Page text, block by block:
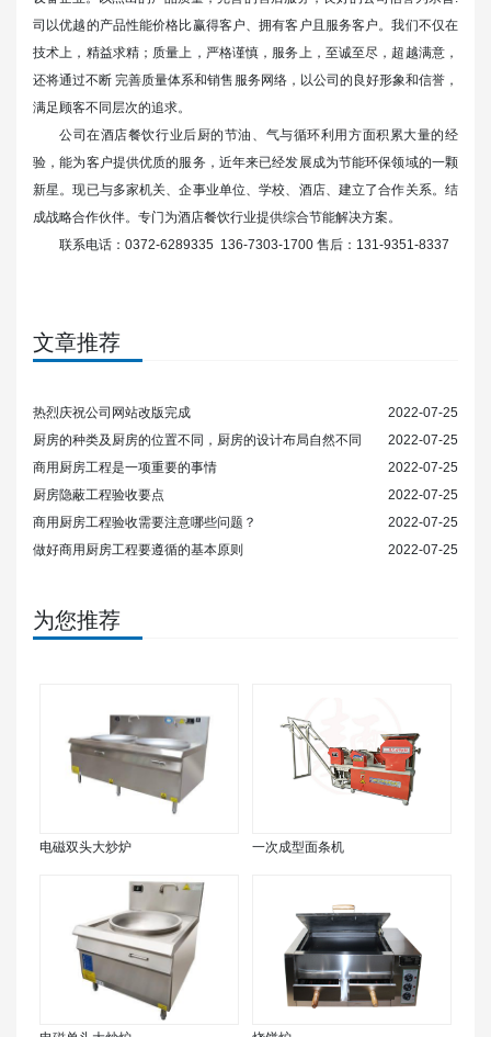
司以优越的产品性能价格比赢得客户、拥有客户且服务客户。我们不仅在
技术上，精益求精；质量上，严格谨慎，服务上，至诚至尽，超越满意，
还将通过不断 完善质量体系和销售服务网络，以公司的良好形象和信誉，
满足顾客不同层次的追求。
公司在酒店餐饮行业后厨的节油、气与循环利用方面积累大量的经
验，能为客户提供优质的服务，近年来已经发展成为节能环保领域的一颗
新星。现已与多家机关、企事业单位、学校、酒店、建立了合作关系。结
成战略合作伙伴。专门为酒店餐饮行业提供综合节能解决方案。
联系电话：0372-6289335 136-7303-1700 售后：131-9351-8337
文章推荐
热烈庆祝公司网站改版完成
2022-07-25
厨房的种类及厨房的位置不同，厨房的设计布局自然不同
2022-07-25
商用厨房工程是一项重要的事情
2022-07-25
厨房隐蔽工程验收要点
2022-07-25
商用厨房工程验收需要注意哪些问题？
2022-07-25
做好商用厨房工程要遵循的基本原则
2022-07-25
为您推荐
电磁双头大炒炉 一次成型面条机